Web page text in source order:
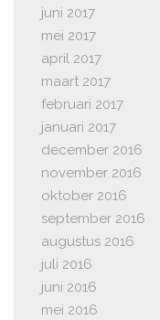
juni 2017
mei 2017
april 2017
maart 2017
februari 2017
januari 2017
december 2016
november 2016
oktober 2016
september 2016
augustus 2016
juli 2016
juni 2016
mei 2016